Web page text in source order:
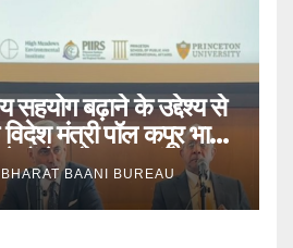
सहयोग बढ़ाने के उद्देश्य से
मंत्री पॉल कपूर भारत
के दौरे पर जाएंगे
BHARAT BAANI BUREAU